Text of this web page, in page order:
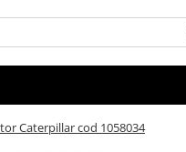
Caterpillar cod 1058034